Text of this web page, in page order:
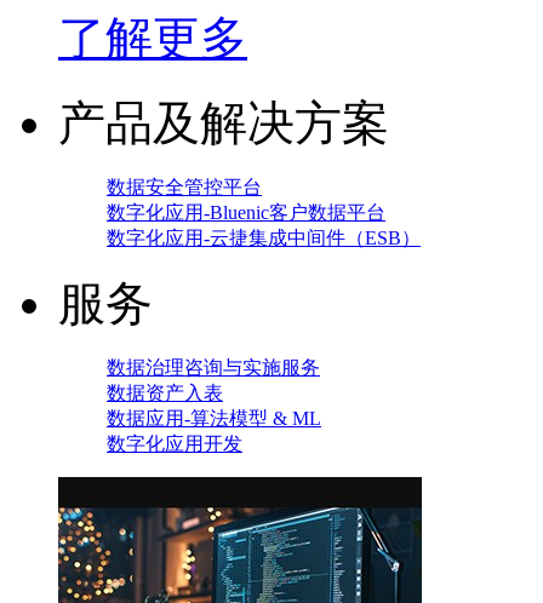
了解更多
产品及解决方案
数据安全管控平台
数字化应用-Bluenic客户数据平台
数字化应用-云捷集成中间件（ESB）
服务
数据治理咨询与实施服务
数据资产入表
数据应用-算法模型 & ML
数字化应用开发